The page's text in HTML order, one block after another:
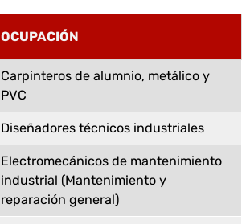
OCUPACIÓN
Carpinteros de alumnio, metálico y
PVC
Diseñadores técnicos industriales
Electromecánicos de mantenimiento
industrial (Mantenimiento y
reparación general)